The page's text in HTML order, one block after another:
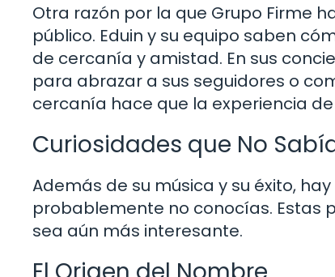
Otra razón por la que Grupo Firme
público. Eduin y su equipo saben
de cercanía y amistad. En sus
para abrazar a sus seguidores o
cercanía hace que la experiencia
Curiosidades que No
Además de su música y su éxito,
probablemente no conocías. Estas
sea aún más interesante.